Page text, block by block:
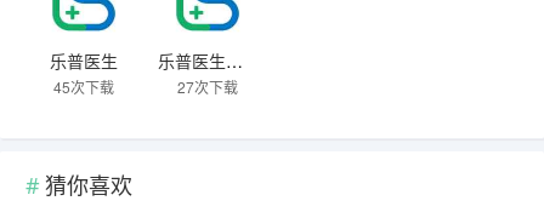
乐普医生
45次下载
乐普医生最新版
27次下载
猜你喜欢